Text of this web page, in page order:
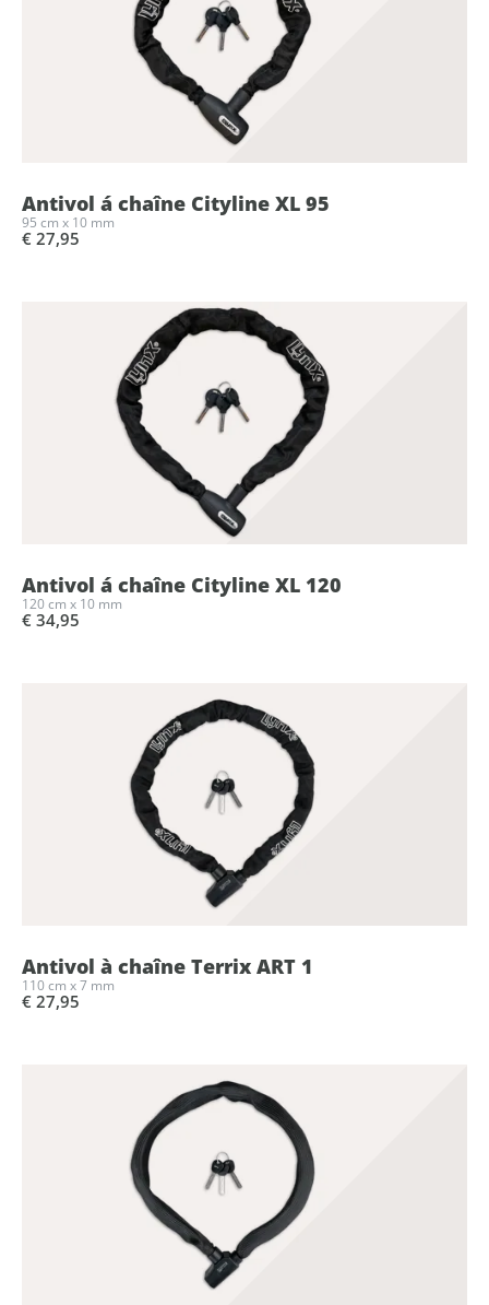
Antivol á chaîne Cityline XL 95
95 cm x 10 mm
€ 27,95
Antivol á chaîne Cityline XL 120
120 cm x 10 mm
€ 34,95
Antivol à chaîne Terrix ART 1
110 cm x 7 mm
€ 27,95